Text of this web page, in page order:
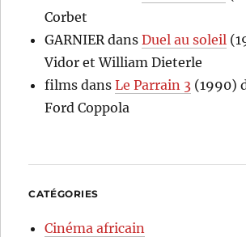
Corbet
GARNIERdansDuel au soleil
Vidor et William Dieterle
films dansLe Parrain 3 (1990)
Ford Coppola
CATÉGORIES
Cinéma africain